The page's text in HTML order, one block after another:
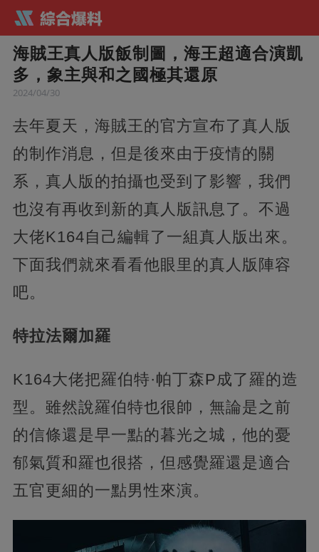
海賊王真人版飯制圖，海王超適合演凱
多，象主與和之國極其還原
2024/04/30
去年夏天，海賊王的官方宣布了真人版
的制作消息，但是後來由于疫情的關
系，真人版的拍攝也受到了影響，我們
也沒有再收到新的真人版訊息了。不過
大佬K164自己編輯了一組真人版出來。
下面我們就來看看他眼里的真人版陣容
吧。
特拉法爾加羅
K164大佬把羅伯特·帕丁森P成了羅的造
型。雖然說羅伯特也很帥，無論是之前
的信條還是早一點的暮光之城，他的憂
郁氣質和羅也很搭，但感覺羅還是適合
五官更細的一點男性來演。